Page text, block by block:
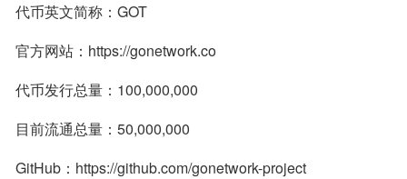
代币英文简称：GOT
官方网站：https://gonetwork.co
代币发行总量：100,000,000
目前流通总量：50,000,000
GitHub：https://github.com/gonetwork-project